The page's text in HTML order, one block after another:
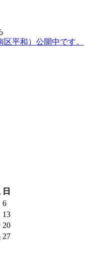
平和）公開中です。
日
6
13
20
27